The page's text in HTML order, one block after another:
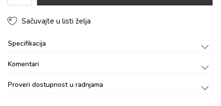
Sačuvajte u listi želja
Specifikacija
Komentari
Proveri dostupnost u radnjama